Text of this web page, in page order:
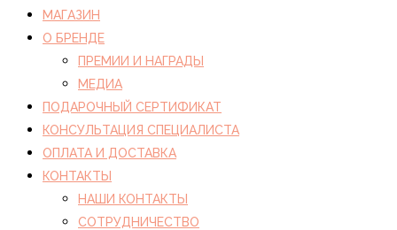
МАГАЗИН
О БРЕНДЕ
ПРЕМИИ И НАГРАДЫ
МЕДИА
ПОДАРОЧНЫЙ СЕРТИФИКАТ
КОНСУЛЬТАЦИЯ СПЕЦИАЛИСТА
ОПЛАТА И ДОСТАВКА
КОНТАКТЫ
НАШИ КОНТАКТЫ
СОТРУДНИЧЕСТВО